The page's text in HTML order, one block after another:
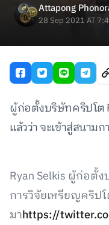
Attapong
28 Sep 2021 AT
ผู้ก่อตั้งบริษัทคริปโต
แล้วว่า จะเข้าสู่สนาม
Ryan Selkis ผู้ก่อตั้
การวิจัยเหรียญคริป
มาhttps://